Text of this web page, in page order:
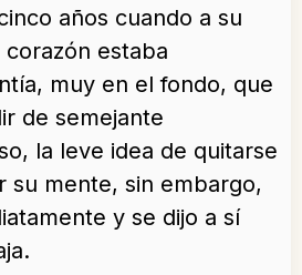
años cuando a su
estaba
muy en el fondo, que
de semejante
la leve idea de quitarse
su mente, sin embargo,
y se dijo a sí